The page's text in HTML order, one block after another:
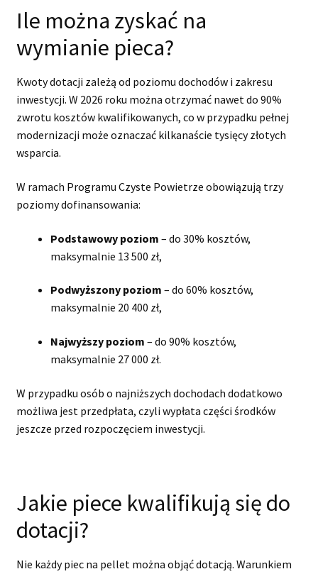
Ile można zyskać na
wymianie pieca?
Kwoty dotacji zależą od poziomu dochodów i zakresu
inwestycji. W 2026 roku można otrzymać nawet do 90%
zwrotu kosztów kwalifikowanych, co w przypadku pełnej
modernizacji może oznaczać kilkanaście tysięcy złotych
wsparcia.
W ramach Programu Czyste Powietrze obowiązują trzy
poziomy dofinansowania:
Podstawowy poziom – do 30% kosztów,
maksymalnie 13 500 zł,
Podwyższony poziom – do 60% kosztów,
maksymalnie 20 400 zł,
Najwyższy poziom – do 90% kosztów,
maksymalnie 27 000 zł.
W przypadku osób o najniższych dochodach dodatkowo
możliwa jest przedpłata, czyli wypłata części środków
jeszcze przed rozpoczęciem inwestycji.
Jakie piece kwalifikują się do
dotacji?
Nie każdy piec na pellet można objąć dotacją. Warunkiem